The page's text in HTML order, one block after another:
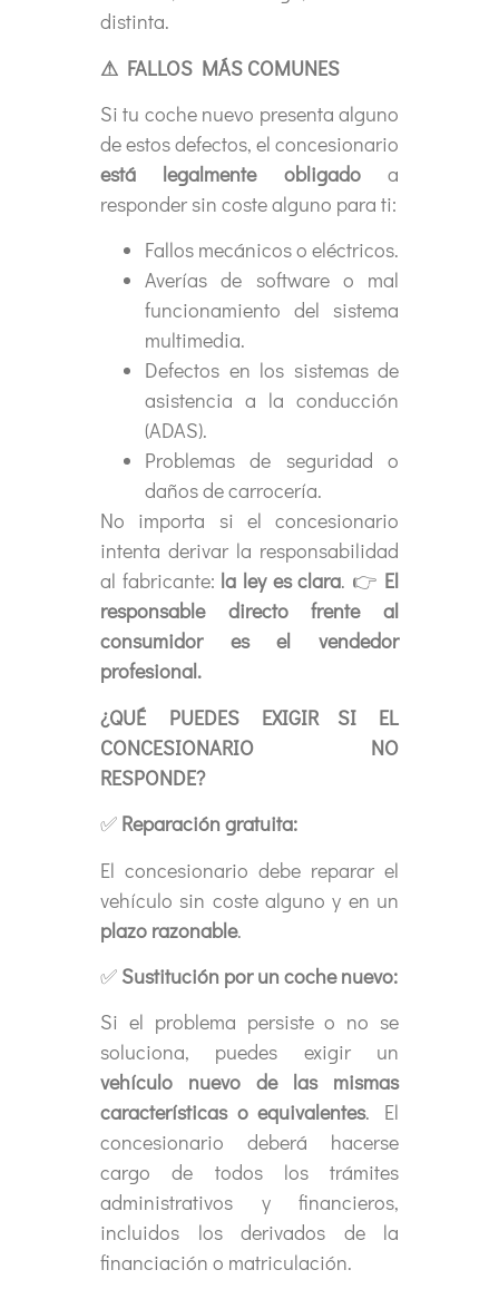
distinta.
⚠ FALLOS MÁS COMUNES
Si tu coche nuevo presenta alguno
de estos defectos, el concesionario
está legalmente obligadoa
responder sin coste alguno para ti:
Fallos mecánicos o eléctricos.
Averías de software o mal
funcionamiento del sistema
multimedia.
Defectos en los sistemas de
asistencia a la conducción
(ADAS).
Problemas de seguridad o
daños de carrocería.
No importa si el concesionario
intenta derivar la responsabilidad
al fabricante: la ley es clara. 👉 El
responsable directo frente al
consumidor es el vendedor
profesional.
¿QUÉ PUEDES EXIGIR SI EL
CONCESIONARIO NO
RESPONDE?
✅ Reparación gratuita:
El concesionario debe reparar el
vehículo sin coste alguno y en un
plazo razonable.
✅ Sustitución por un coche nuevo:
Si el problema persiste o no se
soluciona, puedes exigir un
vehículo nuevo de las mismas
características o equivalentes. El
concesionario deberá hacerse
cargo de todos los trámites
administrativos y financieros,
incluidos los derivados de la
financiación o matriculación.